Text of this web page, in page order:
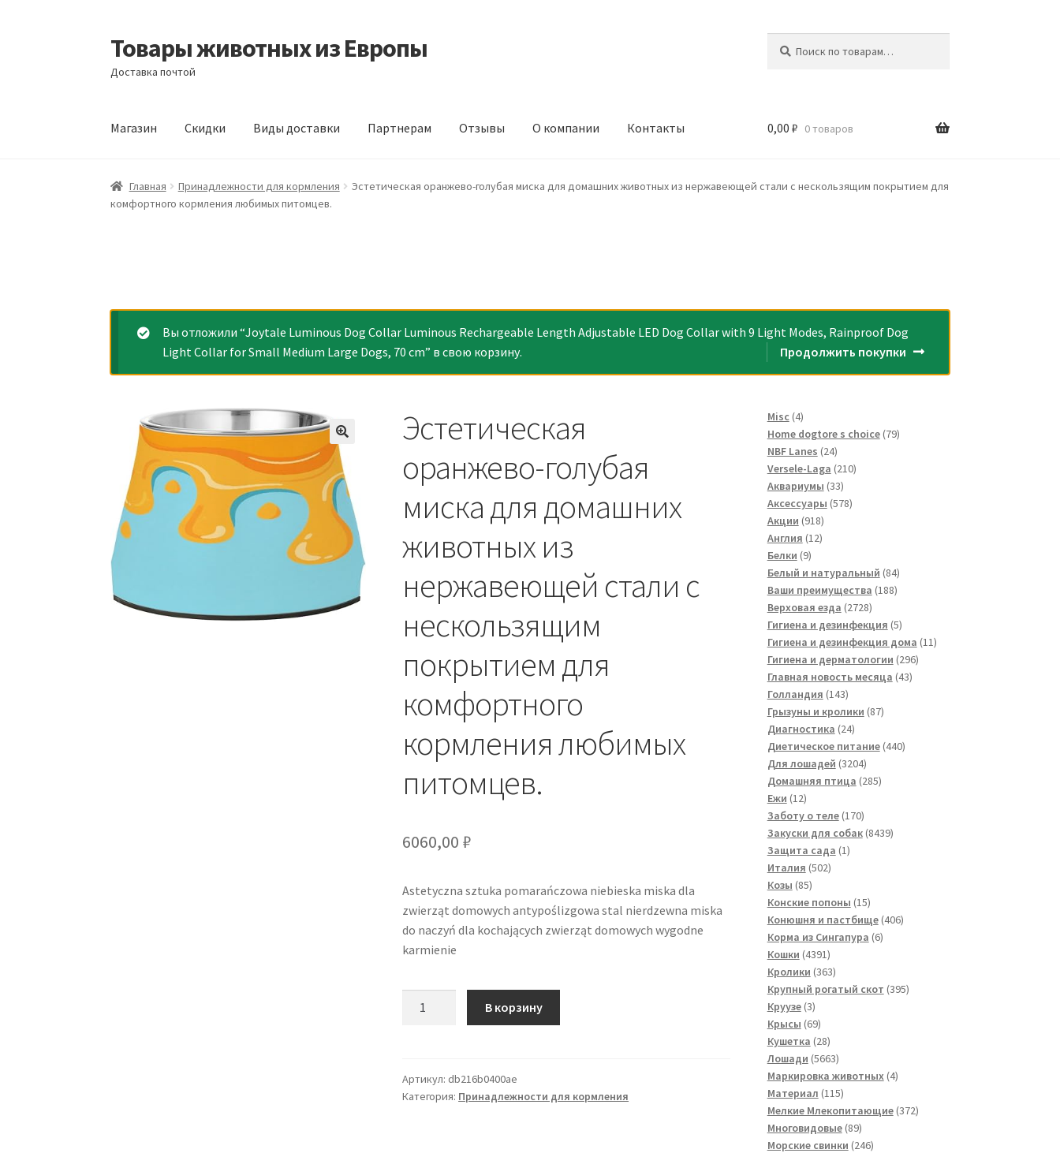
Перейти
к
навигации
Перейти
к
содержимому
Товары животных из Европы
Доставка почтой
Магазин Скидки Виды доставки Партнерам Отзывы О компании Контакты
Главная Виды доставки Заказать доставку корма из Германии Контакты
0,00 ₽ 0 товаров
Главная Принадлежности для кормления
Эстетическая оранжево-голубая миска для домашних животных из нержавеющей стали с нескользящим покрытием для
комфортного кормления любимых питомцев.
Вы отложили “Joytale Luminous Dog Collar Luminous Rechargeable Length Adjustable LED Dog Collar with 9 Light Modes, Rainproof Dog
Light Collar for Small Medium Large Dogs, 70 cm” в свою корзину.
Продолжить покупки
Эстетическая
оранжево-голубая
миска для домашних
животных из
нержавеющей стали с
нескользящим
покрытием для
комфортного
кормления любимых
питомцев.
6060,00₽
Astetyczna sztuka pomarańczowa niebieska miska dla
zwierząt domowych antypoślizgowa stal nierdzewna miska
do naczyń dla kochających zwierząt domowych wygodne
karmienie
голубая
миска
В корзину
Артикул: db216b0400ae
Категория: Принадлежности для кормления
Misc 44
товара
Home dogtore s choice 7979
NBF Lanes 2424
товара
Versele-Laga 210210
Аквариумы 3333
товара
Аксессуары 578578
Акции 918918
товаров
Англия 1212
Белки 99
товаров
Белый и натуральный 8484
товара
Ваши преимущества 188188
Верховая езда 27282728
товаров
Гигиена и дезинфекция 55
товаров
Гигиена и дезинфекция дома 1111
Гигиена и дерматологии 296296
Главная новость месяца 4343
Голландия 143143
товара
Грызуны и кролики 8787
Диагностика 2424
товара
Диетическое питание 440440
Для лошадей 32043204
товара
Домашняя птица 285285
Ежи 1212
товаров
Заботу о теле 170170
товаров
Закуски для собак 84398439
Защита сада 11
Италия 502502
Козы 8585
товаров
Конские попоны 1515
товаров
Конюшня и пастбище 406406
Корма из Сингапура 66
Кошки 43914391
товар
Кролики 363363
товара
Крупный рогатый скот 395395
Круузе 33
товара
Крысы 6969
товаров
Кушетка 2828
товаров
Лошади 56635663
товара
Маркировка животных 44
Материал 115115
товаров
Мелкие Млекопитающие 372372
Многовидовые 8989
товаров
Морские свинки 246246